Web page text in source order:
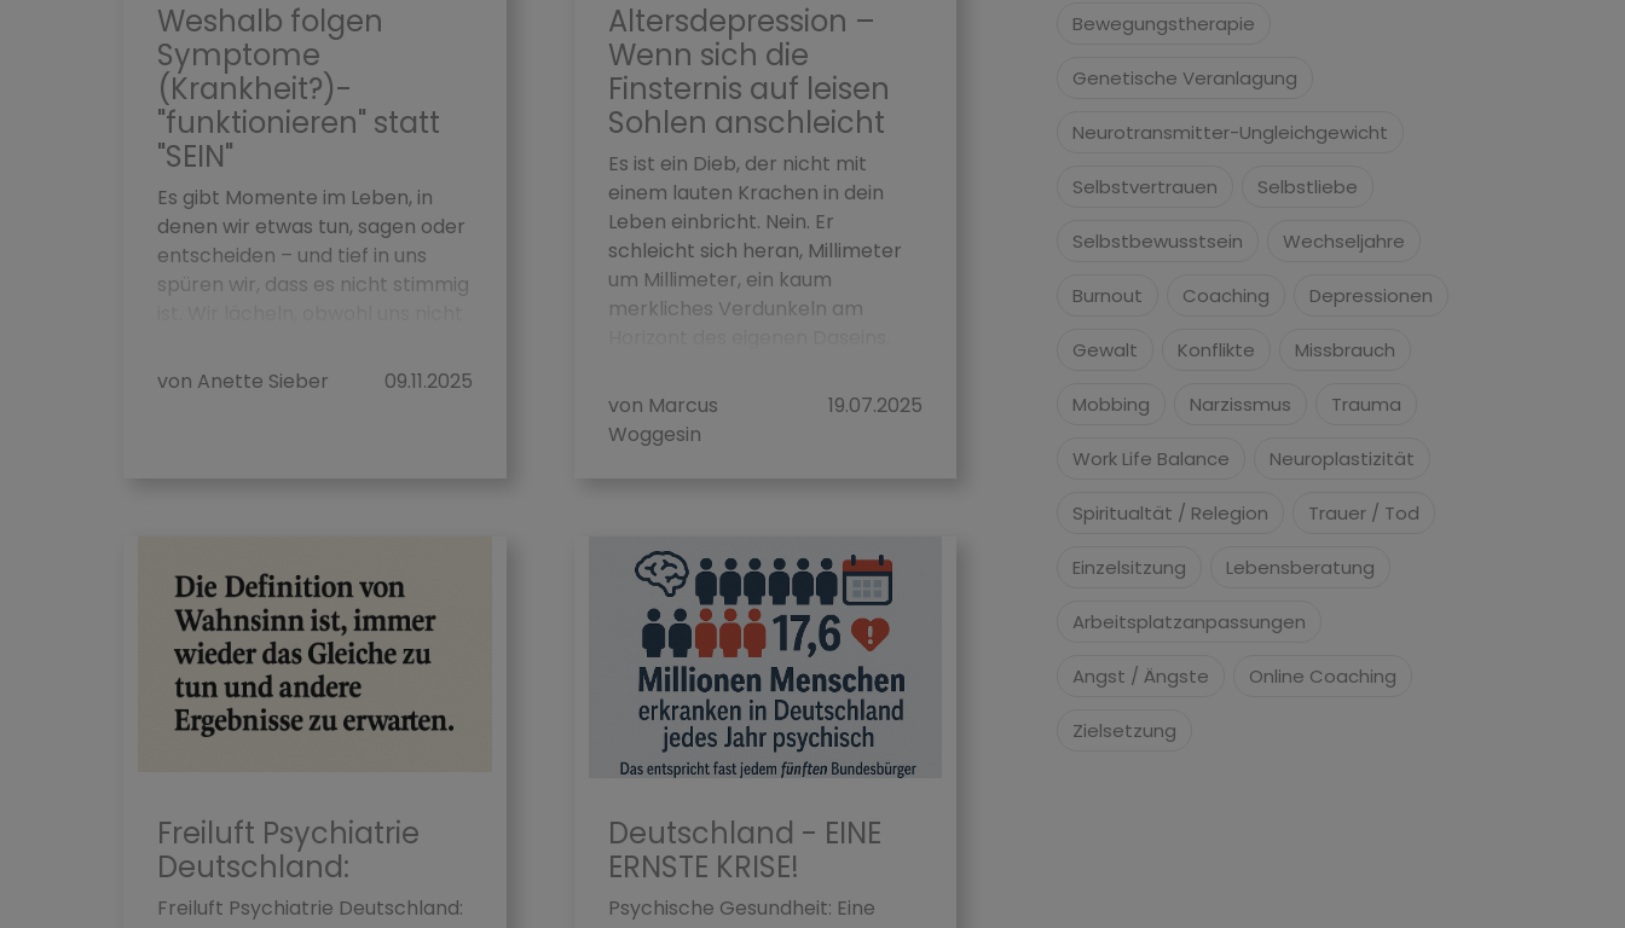
Weshalb folgen
Symptome
(Krankheit?)-
"funktionieren" statt
"SEIN"
Es gibt Momente im Leben, in
denen wir etwas tun, sagen oder
entscheiden – und tief in uns
spüren wir, dass es nicht stimmig
von Anette Sieber
09.11.2025
Altersdepression –
Wenn sich die
Finsternis auf leisen
Sohlen anschleicht
Es ist ein Dieb, der nicht mit
einem lauten Krachen in dein
Leben einbricht. Nein. Er
schleicht sich heran, Millimeter
um Millimeter, ein kaum
merkliches Verdunkeln am
von Marcus
Woggesin
19.07.2025
Freiluft Psychiatrie
Deutschland:
Freiluft Psychiatrie Deutschland:
Deutschland - EINE
ERNSTE KRISE!
Psychische Gesundheit: Eine
Bewegungstherapie
Genetische Veranlagung
Neurotransmitter-Ungleichgewicht
Selbstvertrauen Selbstliebe
Selbstbewusstsein Wechseljahre
Burnout Coaching Depressionen
Gewalt Konflikte Missbrauch
Mobbing Narzissmus Trauma
Work Life Balance Neuroplastizität
Spiritualtät / Relegion Trauer / Tod
Einzelsitzung Lebensberatung
Arbeitsplatzanpassungen
Angst / Ängste Online Coaching
Zielsetzung